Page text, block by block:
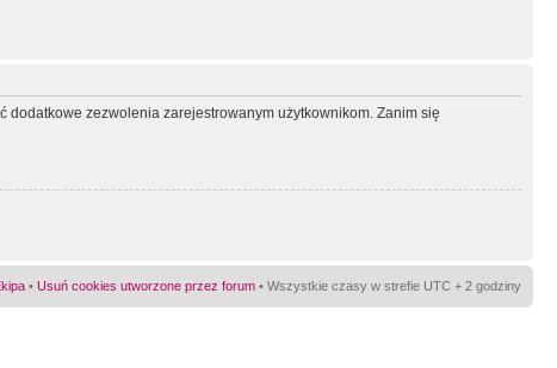
dodatkowe zezwolenia zarejestrowanym użytkownikom. Zanim się
• Usuń cookies utworzone przez forum • Wszystkie czasy w strefie UTC + 2 godziny